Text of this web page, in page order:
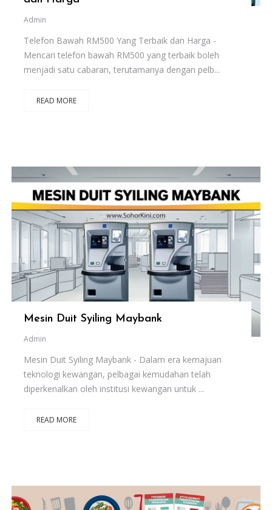
Admin
Telefon Bawah RM500 Yang Terbaik dan Harga -
Mencari telefon bawah RM500 yang terbaik boleh
menjadi satu cabaran, terutamanya dengan pelb...
READ MORE
Mesin Duit Syiling Maybank
Admin
Mesin Duit Syiling Maybank - Dalam era kemajuan
teknologi kewangan, pelbagai kemudahan telah
diperkenalkan oleh institusi kewangan untuk ...
READ MORE